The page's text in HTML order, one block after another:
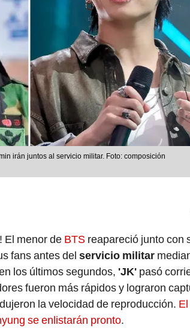
irán juntos al servicio militar. Foto: composición
El menor de BTS reapareció junto con
fans antes del servicio militar
los últimos segundos, 'JK' pasó
fueron más rápidos y lograron
la velocidad de reproducción. El
se enlistarán pronto.